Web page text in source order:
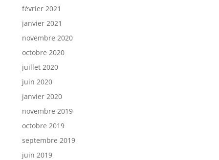
février 2021
janvier 2021
novembre 2020
octobre 2020
juillet 2020
juin 2020
janvier 2020
novembre 2019
octobre 2019
septembre 2019
juin 2019